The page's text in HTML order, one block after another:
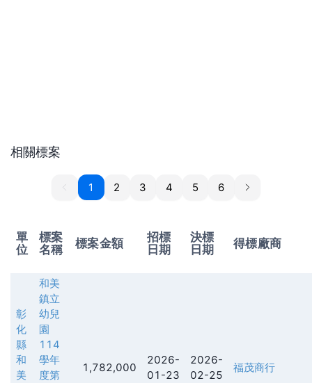
相關標案
11 2 3 4 5 6
單
位
標案
名稱
標案金額
招標
日期
決標
日期
得標廠商
彰
化
縣
和
美
和美
鎮立
幼兒
園
114
學年
度第
1,782,000
2026-
01-23
2026-
02-25
福茂商行